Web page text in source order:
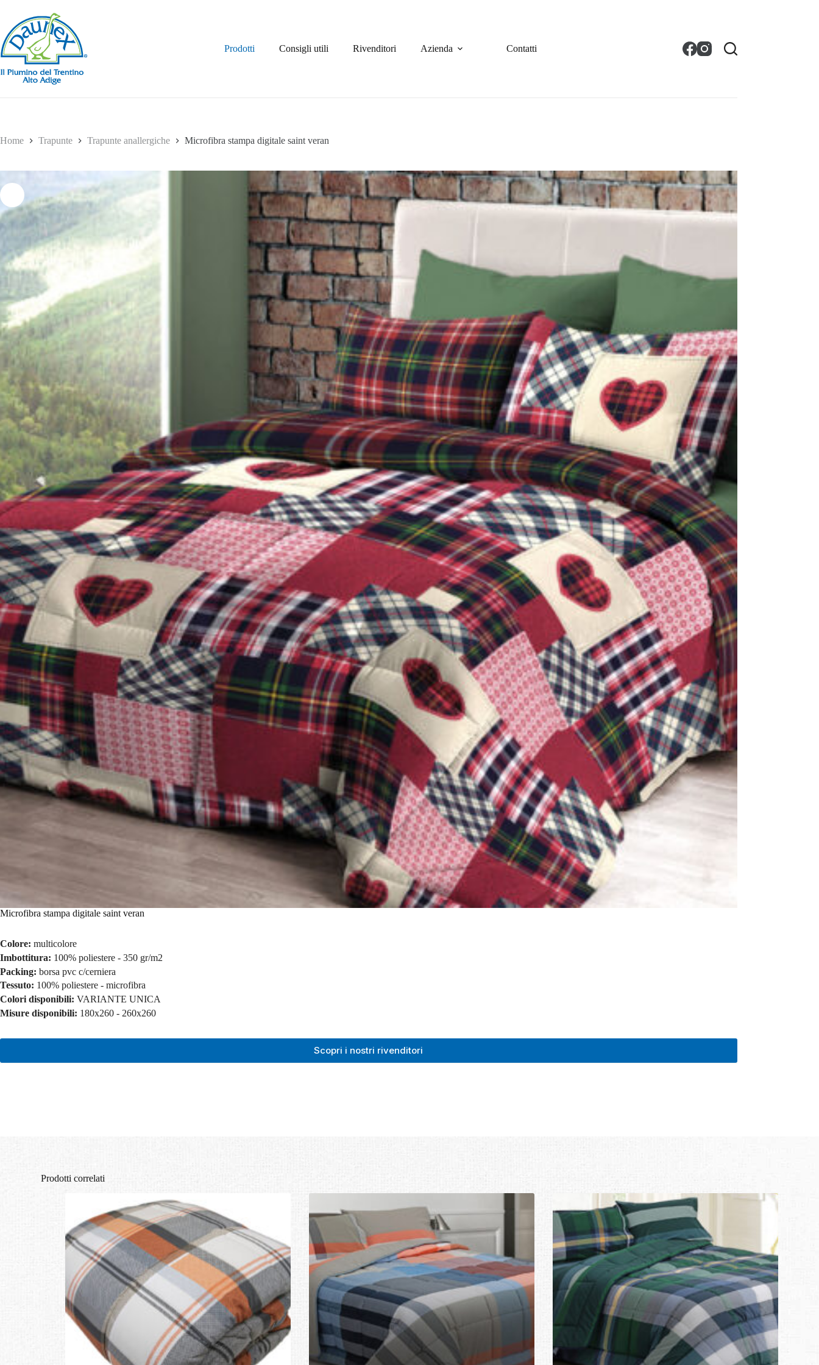
contenuto
Prodotti Consigli utili Rivenditori Azienda Contatti
Home Trapunte Trapunte anallergiche Microfibra stampa digitale saint veran
Microfibra stampa digitale saint veran
Colore: multicolore
Imbottitura: 100% poliestere - 350 gr/m2
Packing: borsa pvc c/cerniera
Tessuto: 100% poliestere - microfibra
Colori disponibili: VARIANTE UNICA
Misure disponibili: 180x260 - 260x260
Scopri i nostri rivenditori
Prodotti correlati